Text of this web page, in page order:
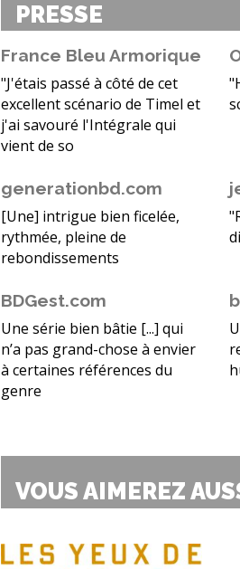
PRESSE
France Bleu Armorique
"J'étais passé à côté de cet
excellent scénario de Timel et
j'ai savouré l'Intégrale qui
vient de so
generationbd.com
[Une] intrigue bien ficelée,
rythmée, pleine de
rebondissements
BDGest.com
Une série bien bâtie [...] qui
n’a pas grand-chose à envier
à certaines références du
genre
VOUS AIMEREZ